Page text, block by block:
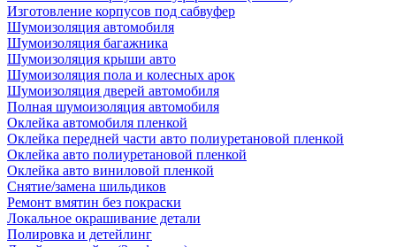
Изготовление корпусов под сабвуфер
Шумоизоляция автомобиля
Шумоизоляция багажника
Шумоизоляция крыши авто
Шумоизоляция пола и колесных арок
Шумоизоляция дверей автомобиля
Полная шумоизоляция автомобиля
Оклейка автомобиля пленкой
Оклейка передней части авто полиуретановой пленкой
Оклейка авто полиуретановой пленкой
Оклейка авто виниловой пленкой
Снятие/замена шильдиков
Ремонт вмятин без покраски
Локальное окрашивание детали
Полировка и детейлинг